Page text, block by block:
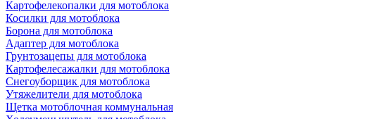
Картофелекопалки для мотоблока
Косилки для мотоблока
Борона для мотоблока
Адаптер для мотоблока
Грунтозацепы для мотоблока
Картофелесажалки для мотоблока
Снегоуборщик для мотоблока
Утяжелители для мотоблока
Щетка мотоблочная коммунальная